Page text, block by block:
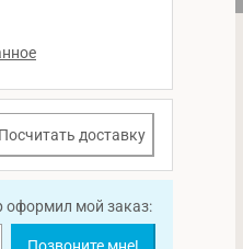
Посчитать доставку
оформил мой заказ:
Позвоните мне!